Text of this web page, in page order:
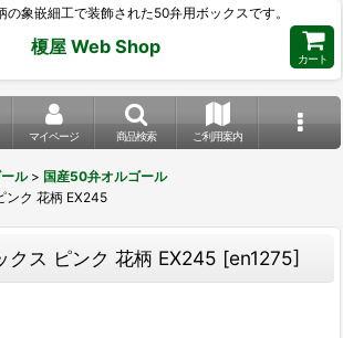
の象嵌細工で装飾された50弁用ボックスです。
榎屋 Web Shop
カート
マイページ 商品検索 ご利用案内
ル > 国産50弁オルゴール
ンク 花柄 EX245
クス ピンク 花柄 EX245 [en1275]